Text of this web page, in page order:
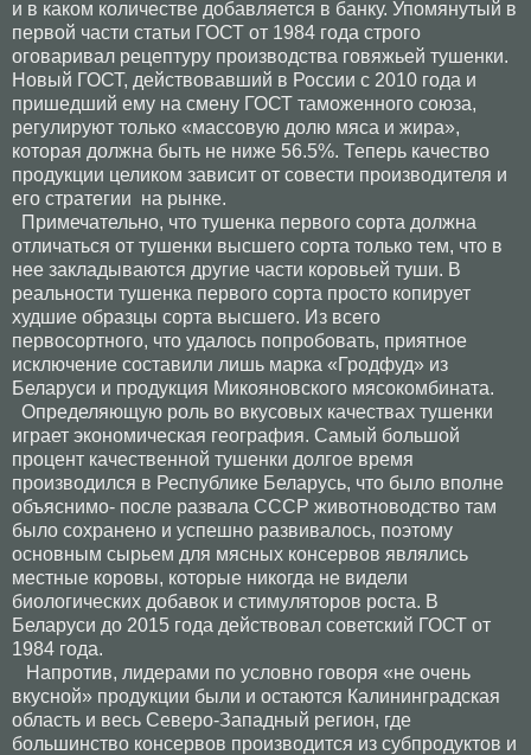
и в каком количестве добавляется в банку. Упомянутый в
первой части статьи ГОСТ от 1984 года строго
оговаривал рецептуру производства говяжьей тушенки.
Новый ГОСТ, действовавший в России с 2010 года и
пришедший ему на смену ГОСТ таможенного союза,
регулируют только «массовую долю мяса и жира»,
которая должна быть не ниже 56.5%. Теперь качество
продукции целиком зависит от совести производителя и
его стратегии на рынке.
Примечательно, что тушенка первого сорта должна
отличаться от тушенки высшего сорта только тем, что в
нее закладываются другие части коровьей туши. В
реальности тушенка первого сорта просто копирует
худшие образцы сорта высшего. Из всего
первосортного, что удалось попробовать, приятное
исключение составили лишь марка «Гродфуд» из
Беларуси и продукция Микояновского мясокомбината.
Определяющую роль во вкусовых качествах тушенки
играет экономическая география. Самый большой
процент качественной тушенки долгое время
производился в Республике Беларусь, что было вполне
объяснимо- после развала СССР животноводство там
было сохранено и успешно развивалось, поэтому
основным сырьем для мясных консервов являлись
местные коровы, которые никогда не видели
биологических добавок и стимуляторов роста. В
Беларуси до 2015 года действовал советский ГОСТ от
1984 года.
Напротив, лидерами по условно говоря «не очень
вкусной» продукции были и остаются Калининградская
область и весь Северо-Западный регион, где
большинство консервов производится из субпродуктов и